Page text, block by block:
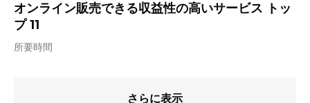
オンライン販売できる収益性の高いサービス トッ
プ 11
所要時間
さらに表示